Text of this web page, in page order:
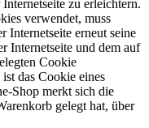
zu erleichtern.
verwendet, muss
Internetseite erneut seine
Internetseite und dem auf
Cookie
das Cookie eines
Shop merkt sich die
gelegt hat, über